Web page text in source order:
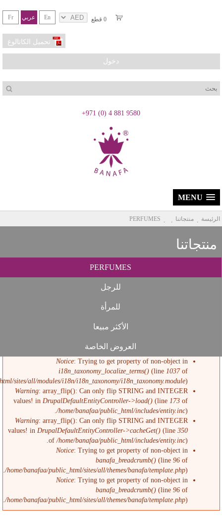
En عربي Fr 0 قطع
تحميل الكاتالوغ
دخول
+971 (0) 4 881 9580
MENU
الرئيسة منتجاتنا PERFUMES
منتجاتنا
PERFUMES
للرجل
للمرأة
الأكثر مبيعا
العروض الخاصة
Error message
Notice: Trying to get property of non-object in
i18n_taxonomy_localize_terms()(line 1037of
sites/all/modules/i18n/i18n_taxonomy/i18n_taxonomy.module).
Warning: array_flip(): Can only flip STRING and INTEGER
values! in DrupalDefaultEntityController->load()(line 173of
/home/banafaa/public_html/includes/entity.inc).
Warning: array_flip(): Can only flip STRING and INTEGER
values! in DrupalDefaultEntityController->cacheGet()(line 350
of /home/banafaa/public_html/includes/entity.inc).
Notice: Trying to get property of non-object in
banafa_breadcrumb()(line 96of
/home/banafaa/public_html/sites/all/themes/banafa/template.php).
Notice: Trying to get property of non-object in
banafa_breadcrumb()(line 96of
/home/banafaa/public_html/sites/all/themes/banafa/template.php).